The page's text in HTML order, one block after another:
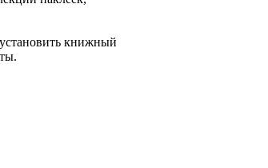
книжный